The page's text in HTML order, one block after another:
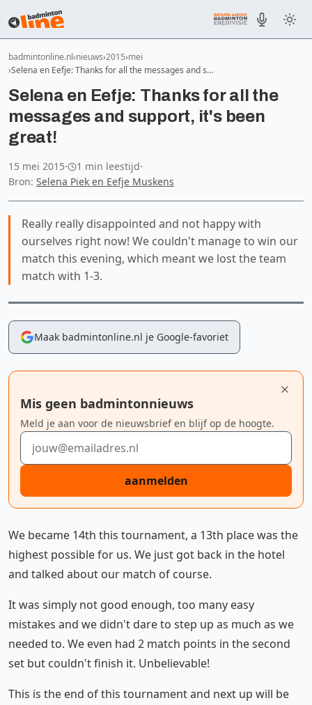
badmintonline.nl nieuws 2015 mei
Selena en Eefje: Thanks for all the messages and s…
Selena en Eefje: Thanks for all the
messages and support, it's been
great!
15 mei 2015· 1 min leestijd·
Bron: Selena Piek en Eefje Muskens
Really really disappointed and not happy with
ourselves right now! We couldn't manage to win our
match this evening, which meant we lost the team
match with 1-3.
Maak badmintonline.nl je Google-favoriet
Mis geen badmintonnieuws
Meld je aan voor de nieuwsbrief en blijf op de hoogte.
E-mailadres
aanmelden
We became 14th this tournament, a 13th place was the
highest possible for us. We just got back in the hotel
and talked about our match of course.
It was simply not good enough, too many easy
mistakes and we didn't dare to step up as much as we
needed to. We even had 2 match points in the second
set but couldn't finish it. Unbelievable!
This is the end of this tournament and next up will be